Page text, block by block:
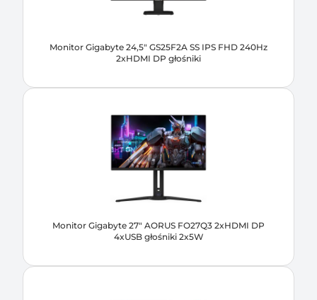
Monitor Gigabyte 24,5" GS25F2A SS IPS FHD 240Hz
2xHDMI DP głośniki
Monitor Gigabyte 27" AORUS FO27Q3 2xHDMI DP
4xUSB głośniki 2x5W